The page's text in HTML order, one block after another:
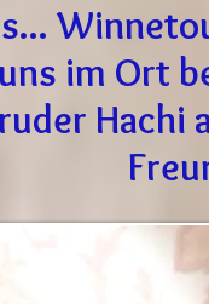
im Ort
Hachi